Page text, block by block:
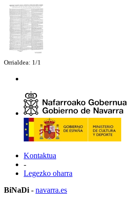
Orrialdea: 1/1
Kontaktua
-
Legezko oharra
BiNaDi - navarra.es